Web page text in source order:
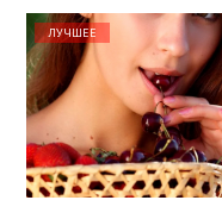
ЛУЧШЕЕ